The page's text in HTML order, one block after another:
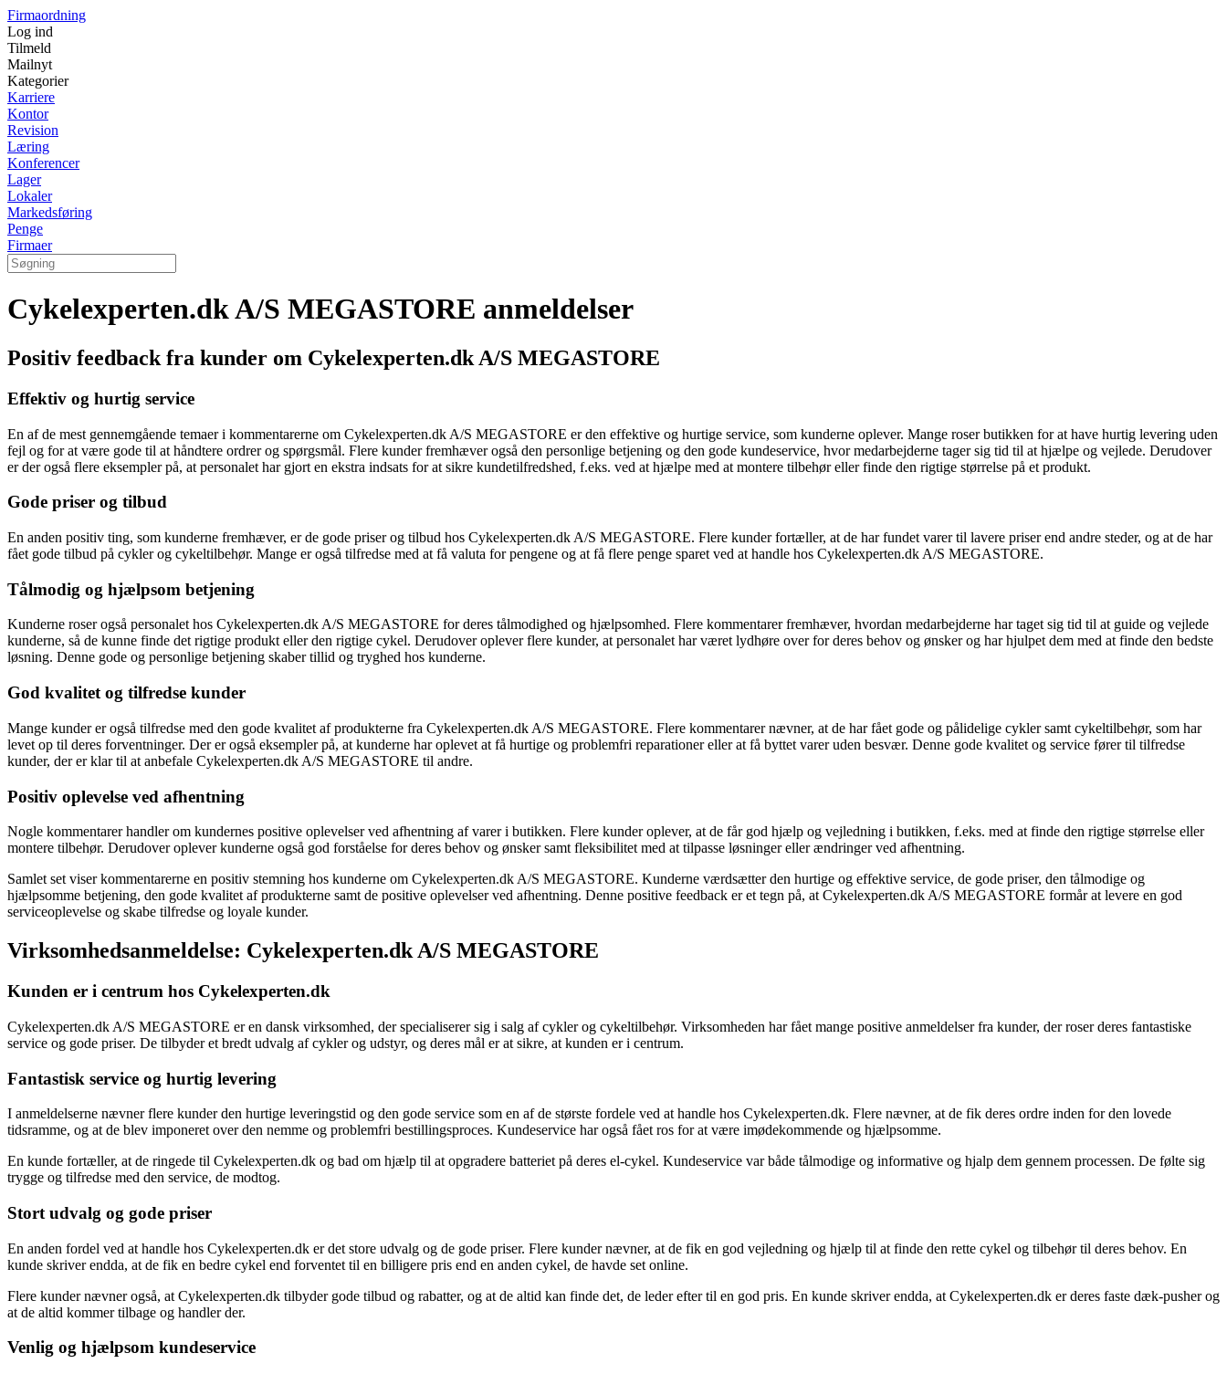
Firmaordning
Log ind
Tilmeld
Mailnyt
Kategorier
Karriere
Kontor
Revision
Læring
Konferencer
Lager
Lokaler
Markedsføring
Penge
Firmaer
Cykelexperten.dk A/S MEGASTORE anmeldelser
Positiv feedback fra kunder om Cykelexperten.dk A/S MEGASTORE
Effektiv og hurtig service
En af de mest gennemgående temaer i kommentarerne om Cykelexperten.dk A/S MEGASTORE er den effektive og hurtige service, som kunderne oplever. Mange roser butikken for at have hurtig levering uden
fejl og for at være gode til at håndtere ordrer og spørgsmål. Flere kunder fremhæver også den personlige betjening og den gode kundeservice, hvor medarbejderne tager sig tid til at hjælpe og vejlede. Derudover
er der også flere eksempler på, at personalet har gjort en ekstra indsats for at sikre kundetilfredshed, f.eks. ved at hjælpe med at montere tilbehør eller finde den rigtige størrelse på et produkt.
Gode priser og tilbud
En anden positiv ting, som kunderne fremhæver, er de gode priser og tilbud hos Cykelexperten.dk A/S MEGASTORE. Flere kunder fortæller, at de har fundet varer til lavere priser end andre steder, og at de har
fået gode tilbud på cykler og cykeltilbehør. Mange er også tilfredse med at få valuta for pengene og at få flere penge sparet ved at handle hos Cykelexperten.dk A/S MEGASTORE.
Tålmodig og hjælpsom betjening
Kunderne roser også personalet hos Cykelexperten.dk A/S MEGASTORE for deres tålmodighed og hjælpsomhed. Flere kommentarer fremhæver, hvordan medarbejderne har taget sig tid til at guide og vejlede
kunderne, så de kunne finde det rigtige produkt eller den rigtige cykel. Derudover oplever flere kunder, at personalet har været lydhøre over for deres behov og ønsker og har hjulpet dem med at finde den bedste
løsning. Denne gode og personlige betjening skaber tillid og tryghed hos kunderne.
God kvalitet og tilfredse kunder
Mange kunder er også tilfredse med den gode kvalitet af produkterne fra Cykelexperten.dk A/S MEGASTORE. Flere kommentarer nævner, at de har fået gode og pålidelige cykler samt cykeltilbehør, som har
levet op til deres forventninger. Der er også eksempler på, at kunderne har oplevet at få hurtige og problemfri reparationer eller at få byttet varer uden besvær. Denne gode kvalitet og service fører til tilfredse
kunder, der er klar til at anbefale Cykelexperten.dk A/S MEGASTORE til andre.
Positiv oplevelse ved afhentning
Nogle kommentarer handler om kundernes positive oplevelser ved afhentning af varer i butikken. Flere kunder oplever, at de får god hjælp og vejledning i butikken, f.eks. med at finde den rigtige størrelse eller
montere tilbehør. Derudover oplever kunderne også god forståelse for deres behov og ønsker samt fleksibilitet med at tilpasse løsninger eller ændringer ved afhentning.
Samlet set viser kommentarerne en positiv stemning hos kunderne om Cykelexperten.dk A/S MEGASTORE. Kunderne værdsætter den hurtige og effektive service, de gode priser, den tålmodige og
hjælpsomme betjening, den gode kvalitet af produkterne samt de positive oplevelser ved afhentning. Denne positive feedback er et tegn på, at Cykelexperten.dk A/S MEGASTORE formår at levere en god
serviceoplevelse og skabe tilfredse og loyale kunder.
Virksomhedsanmeldelse: Cykelexperten.dk A/S MEGASTORE
Kunden er i centrum hos Cykelexperten.dk
Cykelexperten.dk A/S MEGASTORE er en dansk virksomhed, der specialiserer sig i salg af cykler og cykeltilbehør. Virksomheden har fået mange positive anmeldelser fra kunder, der roser deres fantastiske
service og gode priser. De tilbyder et bredt udvalg af cykler og udstyr, og deres mål er at sikre, at kunden er i centrum.
Fantastisk service og hurtig levering
I anmeldelserne nævner flere kunder den hurtige leveringstid og den gode service som en af de største fordele ved at handle hos Cykelexperten.dk. Flere nævner, at de fik deres ordre inden for den lovede
tidsramme, og at de blev imponeret over den nemme og problemfri bestillingsproces. Kundeservice har også fået ros for at være imødekommende og hjælpsomme.
En kunde fortæller, at de ringede til Cykelexperten.dk og bad om hjælp til at opgradere batteriet på deres el-cykel. Kundeservice var både tålmodige og informative og hjalp dem gennem processen. De følte sig
trygge og tilfredse med den service, de modtog.
Stort udvalg og gode priser
En anden fordel ved at handle hos Cykelexperten.dk er det store udvalg og de gode priser. Flere kunder nævner, at de fik en god vejledning og hjælp til at finde den rette cykel og tilbehør til deres behov. En
kunde skriver endda, at de fik en bedre cykel end forventet til en billigere pris end en anden cykel, de havde set online.
Flere kunder nævner også, at Cykelexperten.dk tilbyder gode tilbud og rabatter, og at de altid kan finde det, de leder efter til en god pris. En kunde skriver endda, at Cykelexperten.dk er deres faste dæk-pusher og
at de altid kommer tilbage og handler der.
Venlig og hjælpsom kundeservice